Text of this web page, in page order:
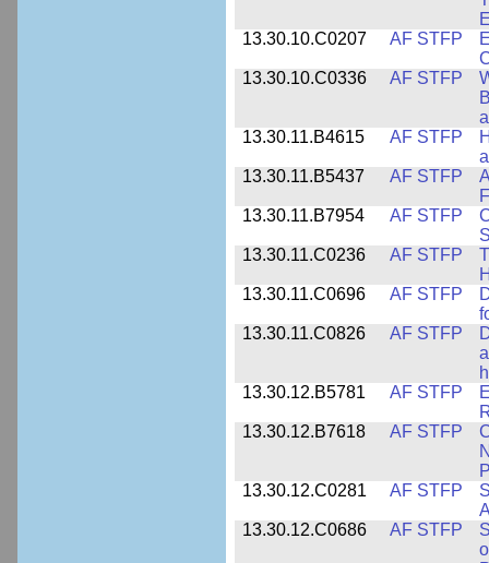
13.30.10.C0207
AF STFP
13.30.10.C0336
AF STFP
13.30.11.B4615
AF STFP
13.30.11.B5437
AF STFP
13.30.11.B7954
AF STFP
13.30.11.C0236
AF STFP
13.30.11.C0696
AF STFP
13.30.11.C0826
AF STFP
13.30.12.B5781
AF STFP
13.30.12.B7618
AF STFP
13.30.12.C0281
AF STFP
13.30.12.C0686
AF STFP